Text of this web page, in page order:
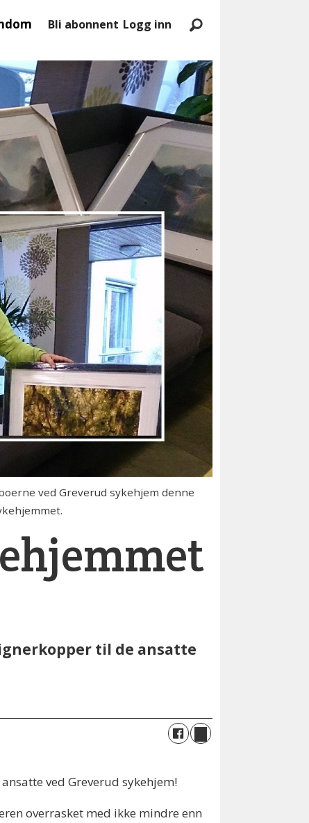
Bli abonnent Logg inn
ved Greverud sykehjem denne
til de ansatte
ved Greverud sykehjem!
overrasket med ikke mindre enn